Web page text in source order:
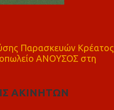
Παρασκευών Κρέατος
ΑΝΟΥΣΟΣ στη
ΑΚΙΝΗΤΩΝ